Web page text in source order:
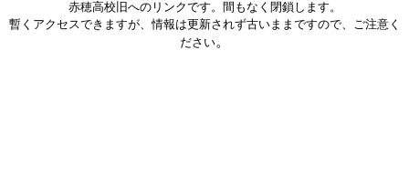
赤穂高校旧へのリンクです。間もなく閉鎖します。
暫くアクセスできますが、情報は更新されず古いままですので、ご注意く
ださい。